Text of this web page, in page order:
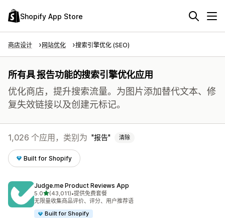
Shopify App Store
商店设计 网站优化 搜索引擎优化 (SEO)
所有具 报告功能的搜索引擎优化应用
优化商店，提升搜索流量。为图片添加替代文本、修
复失效链接以及创建元标记。
1,026 个应用，类别为 报告 清除
Built for Shopify
Judge.me Product Reviews App
5.0星（满分 5 星）
(43,011)
总共 43011 条评论
•提供免费套餐
无限量收集商品评价、评分、用户推荐语
Built for Shopify